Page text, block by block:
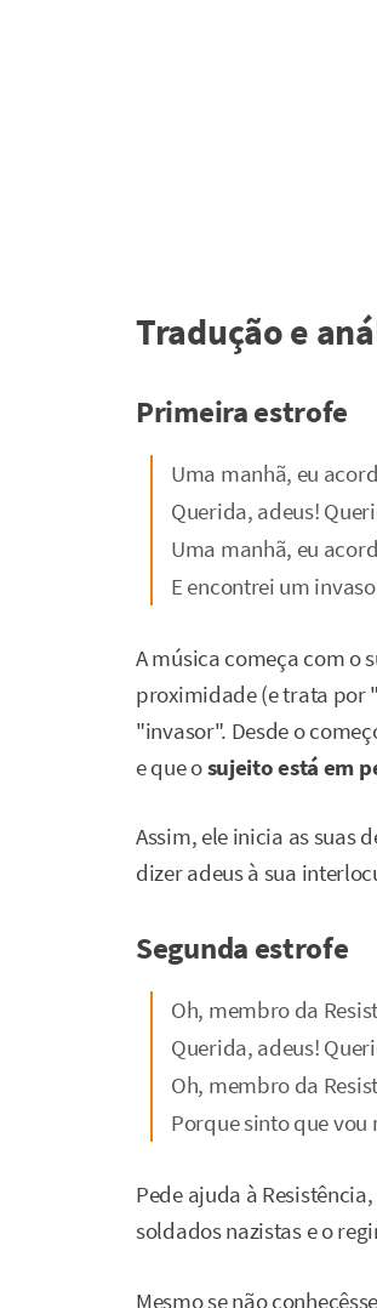
Tradução e
Primeira estrofe
Uma manhã, eu
Querida, adeus!
Uma manhã, eu
E encontrei um
A música começa com o
proximidade (e trata por
"invasor". Desde o
e que osujeito está em
Assim, ele inicia as suas
dizer adeus à sua
Segunda estrofe
Oh, membro da
Querida, adeus!
Oh, membro da
Porque sinto que vou
Pede ajuda à
soldados nazistas e o
Mesmo se não